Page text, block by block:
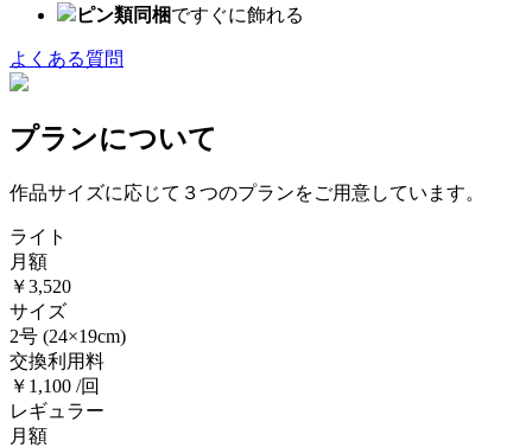
ピン類同梱ですぐに飾れる
よくある質問
プランについて
作品サイズに応じて３つのプランをご用意しています。
ライト
月額
￥3,520
サイズ
2号 (24×19cm)
交換利用料
￥1,100 /回
レギュラー
月額